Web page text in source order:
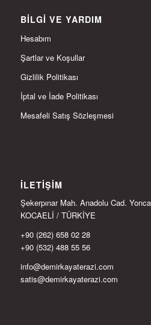
BILGI VE YARDIM
Hesabım
Şartlar ve Koşullar
Gizlilik Politikası
İptal ve İade Politikası
Mesafeli Satış Sözleşmesi
İLETIŞIM
Şekerpınar Mah. Anadolu Cad.
KOCAELİ / TÜRKİYE
+90 (262) 658 02 28
+90 (532) 488 55 56
info@demirkayaterazi.com
satis@demirkayaterazi.com